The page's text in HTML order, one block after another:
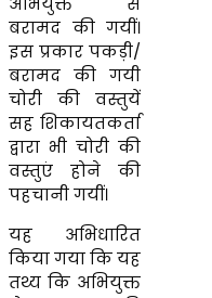
बरामद की गयीं।
इस प्रकार पकड़ी/
बरामद की गयी
चोरी की वस्तुयें
सह शिकायतकर्ता
द्वारा भी चोरी की
वस्तुएं होने की
पहचानी गयीं।
यह अभिधारित
किया गया कि यह
तथ्य कि अभियुक्त